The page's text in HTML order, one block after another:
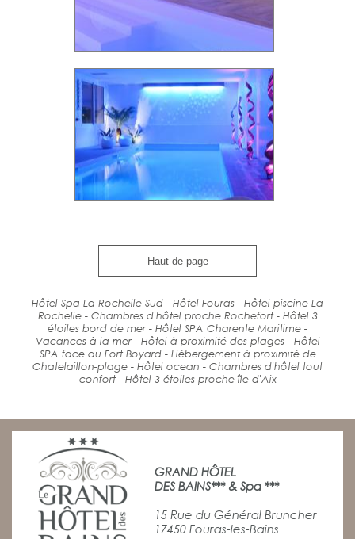
Haut de page
Hôtel Spa La Rochelle Sud - Hôtel Fouras - Hôtel piscine La
Rochelle - Chambres d'hôtel proche Rochefort - Hôtel 3
étoiles bord de mer - Hôtel SPA Charente Maritime -
Vacances à la mer - Hôtel à proximité des plages - Hôtel
SPA face au Fort Boyard - Hébergement à proximité de
Chatelaillon-plage - Hôtel ocean - Chambres d'hôtel tout
confort - Hôtel 3 étoiles proche île d'Aix
GRAND HÔTEL
DES BAINS*** & Spa ***
15 Rue du Général Bruncher
17450 Fouras-les-Bains